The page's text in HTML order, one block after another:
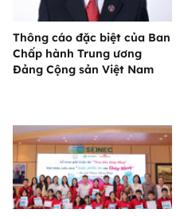
Thông cáo đặc biệt của Ban
Chấp hành Trung ương
Đảng Cộng sản Việt Nam